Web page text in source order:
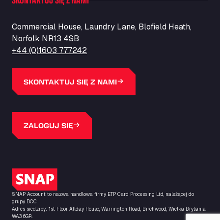
ZI de la Vallée du Bois EST, 62450
A18 Melton Ross Road, DN38 6LB
Bars Logistics Ltd
Elm Farm Depot, CO6 1HU
Bartrums Haulage & Storage
A140, Langton Green, IP23 7HS
Basiq Truck Cleaning Amsterdam
Basiq Truck Cleaning Echt
Bathgate Truck & Car Wash
16 Inchmuir Road, EH48 2EP
Batim Truckstop
Lar Bck Z 7 Mennen, 8930
Commercial House, Laundry Lane, Blofield Heath,
Norfolk NR13 4SB
+44 (0)1603 777242
SKONTAKTUJ SIĘ Z NAMI
ZALOGUJ SIĘ
Logo SNAP
SNAP Account to nazwa handlowa firmy ETP Card Processing Ltd, należącej do
grupy DCC.
Adres siedziby: 1st Floor Allday House, Warrington Road, Birchwood, Wielka Brytania,
WA3 6GR.